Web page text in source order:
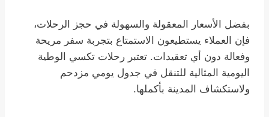
بفضل الأسعار المعقولة والسهولة في حجز الرحلات،
فإن العملاء يستطيعون الاستمتاع بتجربة سفر مريحة
وفعالة دون أي تعقيدات. تعتبر رحلات تكسي الوطية
اليومية المثالية للتنقل في جدول يومي مزدحم
ولاستكشاف المدينة بأكملها.